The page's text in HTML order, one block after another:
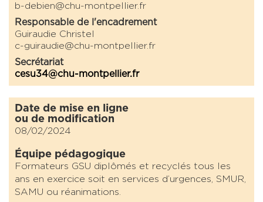
b-debien@chu-montpellier.fr
Responsable de l'encadrement
Guiraudie Christel
c-guiraudie@chu-montpellier.fr
Secrétariat
cesu34@chu-montpellier.fr
Date de mise en ligne
ou de modification
08/02/2024
Équipe pédagogique
Formateurs GSU diplômés et recyclés tous les
ans en exercice soit en services d’urgences, SMUR,
SAMU ou réanimations.